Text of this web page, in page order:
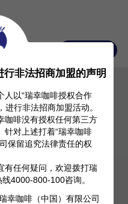
非法招商加盟的声明
人以“瑞幸咖啡授权合作
进行非法招商加盟活动。
咖啡没有授权任何第三方
针对上述打着“瑞幸咖啡
保留追究法律责任的权
有任何疑问，欢迎拨打瑞
4000-800-100咨询。
幸咖啡（中国）有限公司